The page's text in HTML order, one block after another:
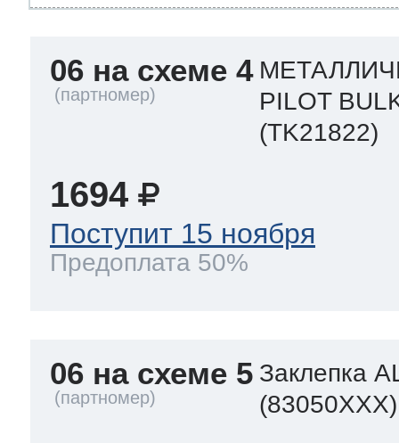
06 на схеме 4
PILOT
(TK21822)
1694
Поступит 15 ноября
Предоплата 50%
06 на схеме 5 Заклепка
(83050XXX)